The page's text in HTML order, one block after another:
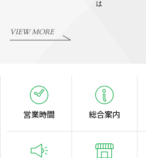
VIEW MORE
営業時間 総合案内